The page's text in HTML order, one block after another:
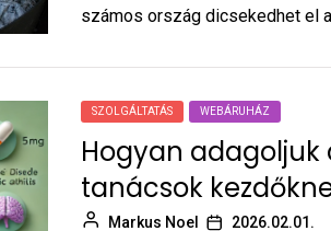
számos ország dicsekedhet el
SZOLGÁLTATÁS WEBÁRUHÁZ
Hogyan adagoljuk
tanácsok
Markus Noel 2026.02.01.